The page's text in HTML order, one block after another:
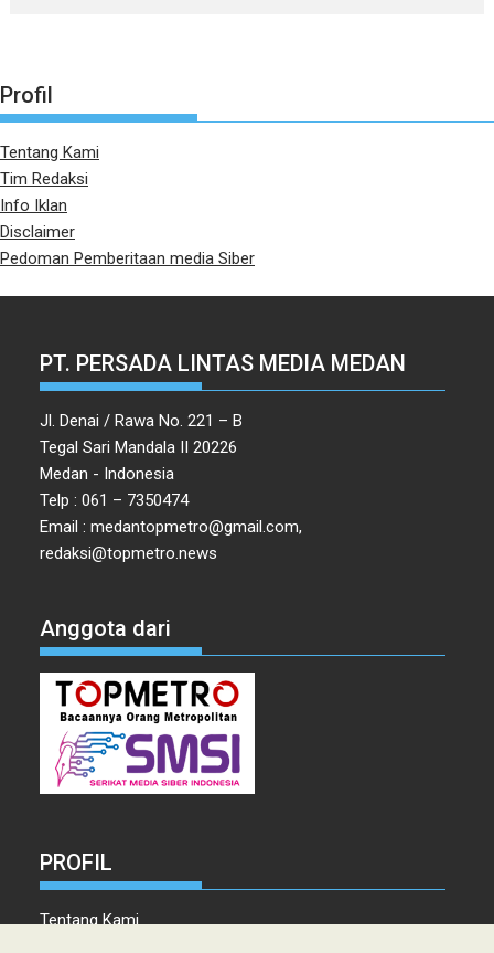
Profil
Tentang Kami
Tim Redaksi
Info Iklan
Disclaimer
Pedoman Pemberitaan media Siber
PT. PERSADA LINTAS MEDIA MEDAN
Jl. Denai / Rawa No. 221 – B
Tegal Sari Mandala II 20226
Medan - Indonesia
Telp : 061 – 7350474
Email : medantopmetro@gmail.com,
redaksi@topmetro.news
Anggota dari
PROFIL
Tentang Kami